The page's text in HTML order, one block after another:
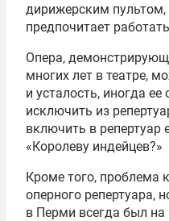
дирижерским пультом,
предпочитает
Опера,
многих лет в театре,
и усталость, иногда ее
исключить из
включить в репертуар
«Королеву индейцев?»
Кроме того, проблема
оперного репертуара,
в Перми всегда был